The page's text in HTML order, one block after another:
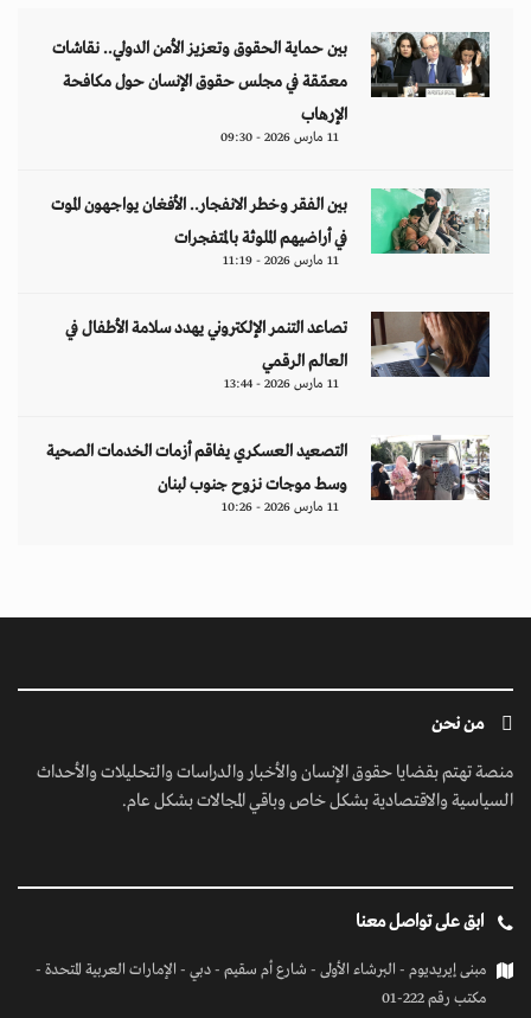
بين حماية الحقوق وتعزيز الأمن الدولي.. نقاشات
معمّقة في مجلس حقوق الإنسان حول مكافحة
الإرهاب
11 مارس 2026 - 09:30
بين الفقر وخطر الانفجار.. الأفغان يواجهون الموت
في أراضيهم الملوثة بالمتفجرات
11 مارس 2026 - 11:19
تصاعد التنمر الإلكتروني يهدد سلامة الأطفال في
العالم الرقمي
11 مارس 2026 - 13:44
التصعيد العسكري يفاقم أزمات الخدمات الصحية
وسط موجات نزوح جنوب لبنان
11 مارس 2026 - 10:26
من نحن
منصة تهتم بقضايا حقوق الإنسان والأخبار والدراسات والتحليلات والأحداث
السياسية والاقتصادية بشكل خاص وباقي المجالات بشكل عام.
ابق على تواصل معنا
مبنى إيريديوم - البرشاء الأولى - شارع أم سقيم - دبي - الإمارات العربية المتحدة -
مكتب رقم 222-01